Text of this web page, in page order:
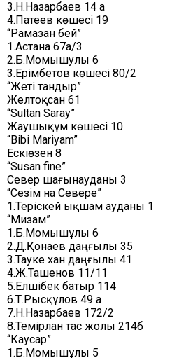
3.Н.Назарбаев 14 а
4.Патеев көшесі 19
“Рамазан бей”
1.Астана 67а/3
2.Б.Момышулы 6
3.Ерімбетов көшесі 80/2
“Жеті тандыр”
Желтоқсан 61
“Sultan Saray”
Жаушықұм көшесі 10
“Bibi Mariyam”
Ескіөзен 8
“Susan fine”
Север шағынауданы 3
“Сезім на Севере”
1.Теріскей ықшам ауданы 1
“Мизам”
1.Б.Момышұлы 6
2.Д.Қонаев даңғылы 35
3.Тауке хан даңғылы 41
4.Ж.Ташенов 11/11
5.Елшібек батыр 114
6.Т.Рысқұлов 49 а
7.Н.Назарбаев 172/2
8.Темірлан тас жолы 214б
“Каусар”
1.Б.Момышұлы 5